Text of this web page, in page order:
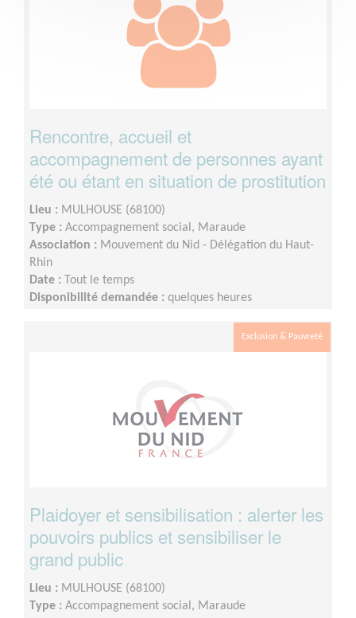
Rencontre, accueil et
accompagnement de personnes ayant
été ou étant en situation de prostitution
Lieu : MULHOUSE (68100)
Type : Accompagnement social, Maraude
Association : Mouvement du Nid - Délégation du Haut-
Rhin
Date :
Tout le temps
Disponibilité demandée : quelques heures
Exclusion & Pauvreté
Plaidoyer et sensibilisation : alerter les
pouvoirs publics et sensibiliser le
grand public
Lieu : MULHOUSE (68100)
Type : Accompagnement social, Maraude